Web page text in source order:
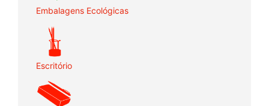
Embalagens Ecológicas
Escritório